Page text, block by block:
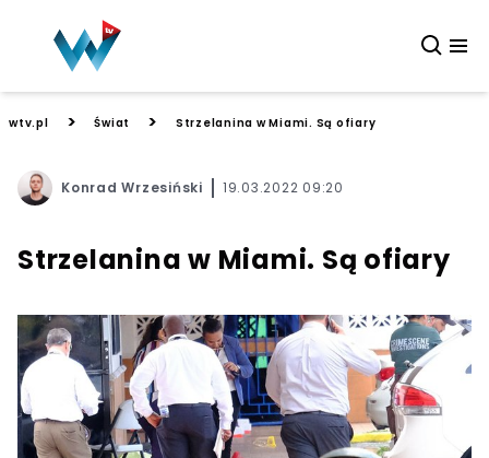
wtv.pl > Świat > Strzelanina w Miami. Są ofiary
Konrad Wrzesiński 19.03.2022 09:20
Strzelanina w Miami. Są ofiary